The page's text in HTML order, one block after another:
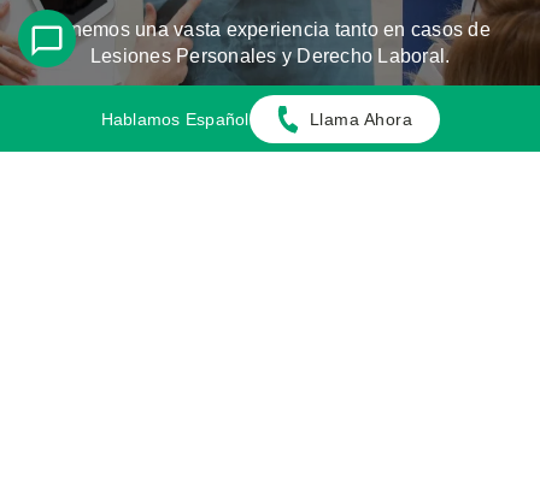
Tenemos una vasta experiencia tanto en casos de
Lesiones Personales y Derecho Laboral.
CONOZCA LOS CASOS QUE
MANEJAMOS
Hablamos Español Llama Ahora